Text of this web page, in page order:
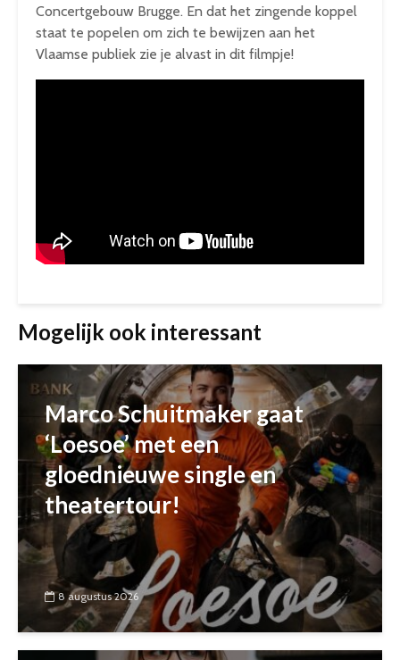
Concertgebouw Brugge. En dat het zingende koppel
staat te popelen om zich te bewijzen aan het
Vlaamse publiek zie je alvast in dit filmpje!
Mogelijk ook interessant
Marco Schuitmaker gaat
‘Loesoe’ met een
gloednieuwe single en
theatertour!
8 augustus 2026